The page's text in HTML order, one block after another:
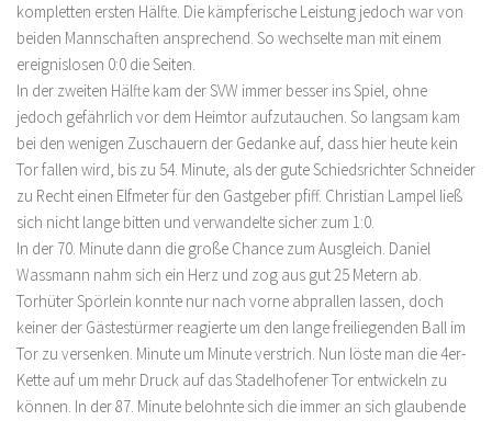
kompletten ersten Hälfte. Die kämpferische Leistung jedoch war von
beiden Mannschaften ansprechend. So wechselte man mit einem
ereignislosen 0:0 die Seiten.
In der zweiten Hälfte kam der SVW immer besser ins Spiel, ohne
jedoch gefährlich vor dem Heimtor aufzutauchen. So langsam kam
bei den wenigen Zuschauern der Gedanke auf, dass hier heute kein
Tor fallen wird, bis zu 54. Minute, als der gute Schiedsrichter Schneider
zu Recht einen Elfmeter für den Gastgeber pfiff. Christian Lampel ließ
sich nicht lange bitten und verwandelte sicher zum 1:0.
In der 70. Minute dann die große Chance zum Ausgleich. Daniel
Wassmann nahm sich ein Herz und zog aus gut 25 Metern ab.
Torhüter Spörlein konnte nur nach vorne abprallen lassen, doch
keiner der Gästestürmer reagierte um den lange freiliegenden Ball im
Tor zu versenken. Minute um Minute verstrich. Nun löste man die 4er-
Kette auf um mehr Druck auf das Stadelhofener Tor entwickeln zu
können. In der 87. Minute belohnte sich die immer an sich glaubende